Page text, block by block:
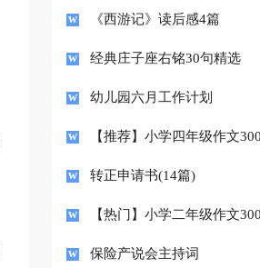
《西游记》读后感4篇
经典庄子座右铭30句精选
幼儿园六月工作计划
【推荐】小学四年级作文
转正申请书(14篇)
【热门】小学二年级作文
保险产说会主持词